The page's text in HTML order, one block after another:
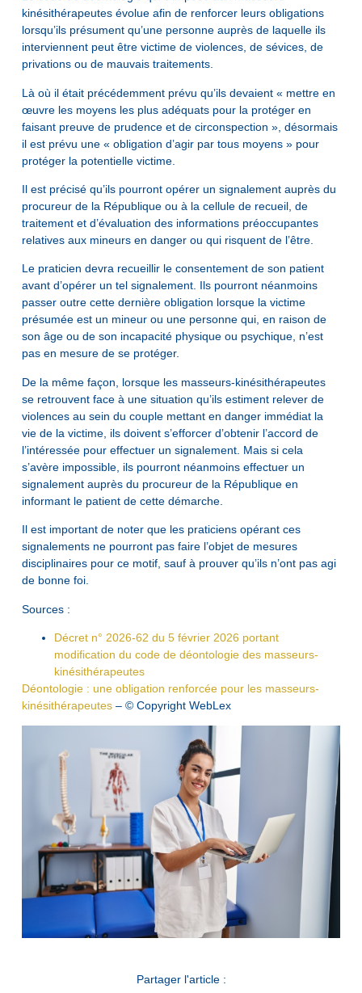
kinésithérapeutes évolue afin de renforcer leurs obligations
lorsqu’ils présument qu’une personne auprès de laquelle ils
interviennent peut être victime de violences, de sévices, de
privations ou de mauvais traitements.
Là où il était précédemment prévu qu’ils devaient « mettre en
œuvre les moyens les plus adéquats pour la protéger en
faisant preuve de prudence et de circonspection », désormais
il est prévu une « obligation d’agir par tous moyens » pour
protéger la potentielle victime.
Il est précisé qu’ils pourront opérer un signalement auprès du
procureur de la République ou à la cellule de recueil, de
traitement et d’évaluation des informations préoccupantes
relatives aux mineurs en danger ou qui risquent de l’être.
Le praticien devra recueillir le consentement de son patient
avant d’opérer un tel signalement. Ils pourront néanmoins
passer outre cette dernière obligation lorsque la victime
présumée est un mineur ou une personne qui, en raison de
son âge ou de son incapacité physique ou psychique, n’est
pas en mesure de se protéger.
De la même façon, lorsque les masseurs-kinésithérapeutes
se retrouvent face à une situation qu’ils estiment relever de
violences au sein du couple mettant en danger immédiat la
vie de la victime, ils doivent s’efforcer d’obtenir l’accord de
l’intéressée pour effectuer un signalement. Mais si cela
s’avère impossible, ils pourront néanmoins effectuer un
signalement auprès du procureur de la République en
informant le patient de cette démarche.
Il est important de noter que les praticiens opérant ces
signalements ne pourront pas faire l’objet de mesures
disciplinaires pour ce motif, sauf à prouver qu’ils n’ont pas agi
de bonne foi.
Sources :
Décret n° 2026-62 du 5 février 2026 portant
modification du code de déontologie des masseurs-
kinésithérapeutes
Déontologie : une obligation renforcée pour les masseurs-
kinésithérapeutes– © Copyright WebLex
Partager l'article :